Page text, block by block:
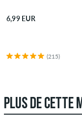
6,99 EUR
(215)
PLUS DE CETTE